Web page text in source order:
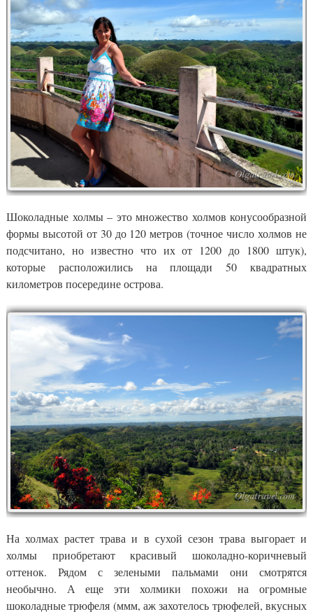
Шоколадные холмы – это множество холмов конусообразной
формы высотой от 30 до 120 метров (точное число холмов не
подсчитано, но известно что их от 1200 до 1800 штук),
которые расположились на площади 50 квадратных
километров посередине острова.
На холмах растет трава и в сухой сезон трава выгорает и
холмы приобретают красивый шоколадно-коричневый
оттенок. Рядом с зелеными пальмами они смотрятся
необычно. А еще эти холмики похожи на огромные
шоколадные трюфеля (ммм, аж захотелось трюфелей, вкусных